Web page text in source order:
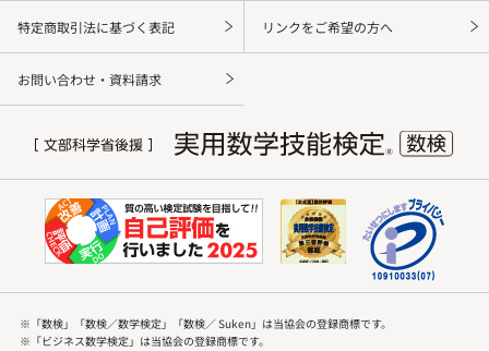
特定商取引法に基づく表記 リンクをご希望の方へ
お問い合わせ・資料請求
※「数検」「数検／数学検定」「数検／ Suken」は当協会の登録商標です。
※「ビジネス数学検定」は当協会の登録商標です。